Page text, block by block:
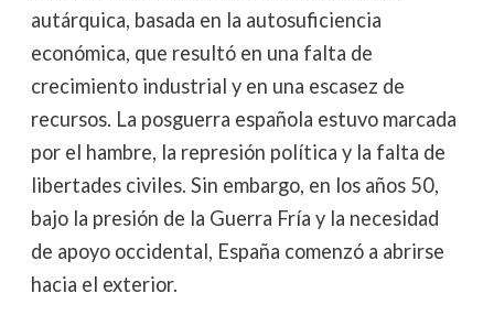
autárquica, basada en la autosuficiencia
económica, que resultó en una falta de
crecimiento industrial y en una escasez de
recursos. La posguerra española estuvo marcada
por el hambre, la represión política y la falta de
libertades civiles. Sin embargo, en los años 50,
bajo la presión de la Guerra Fría y la necesidad
de apoyo occidental, España comenzó a abrirse
hacia el exterior.